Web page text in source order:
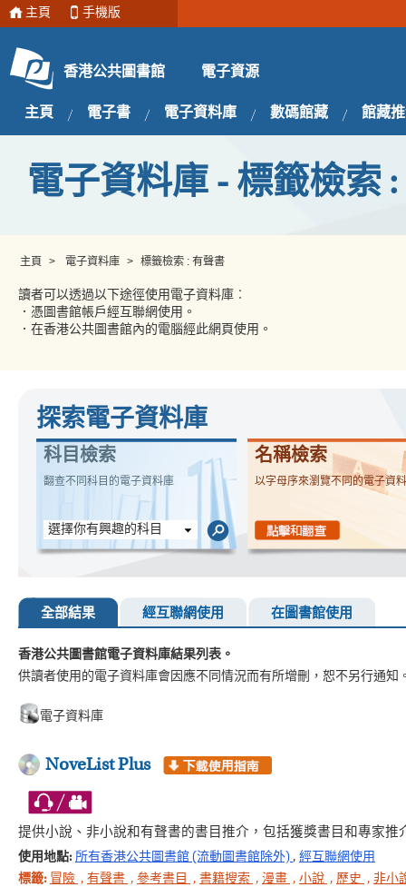
主頁 手機版
香港公共圖書館 電子資源
主頁 電子書 電子資料庫 數碼館藏 館藏
電子資料庫 - 標籤檢索
主頁 > 電子資料庫 > 標籤檢索 : 有聲書
讀者可以透過以下途徑使用電子資料庫︰
．憑圖書館帳戶經互聯網使用。
．在香港公共圖書館內的電腦經此網頁使用。
探索電子資料庫
科目檢索
翻查不同科目的電子資料庫
選擇你有興趣的科目
名稱檢索
以字母序來瀏覽不同的電子資
全部結果 經互聯網使用 在圖書館使用
香港公共圖書館電子資料庫結果列表。
供讀者使用的電子資料庫會因應不同情況而有所增刪，恕不另行通知
電子資料庫
NoveList Plus
提供小說、非小說和有聲書的書目推介，包括獲獎書目和專家
使用地點: 所有香港公共圖書館 (流動圖書館除外) , 經互聯網使用
標籤: 冒險 , 有聲書 , 參考書目 , 書籍搜索 , 漫畫 , 小說 , 歷史 , 非小